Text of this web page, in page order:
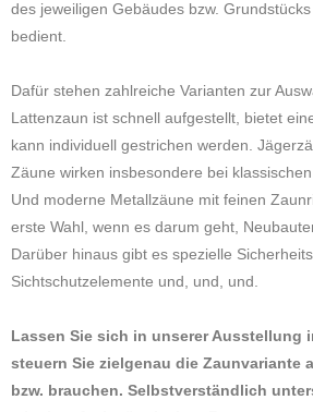
des jeweiligen Gebäudes bzw.
bedient.
Dafür stehen zahlreiche Varianten zur
Lattenzaun ist schnell aufgestellt, bietet
kann individuell gestrichen werden.
Zäune wirken insbesondere bei
Und moderne Metallzäune mit feinen
erste Wahl, wenn es darum geht,
Darüber hinaus gibt es spezielle
Sichtschutzelemente und, und, und.
Lassen Sie sich in unserer Ausstellung
steuern Sie zielgenau die Zaunvariante
bzw. brauchen. Selbstverständlich